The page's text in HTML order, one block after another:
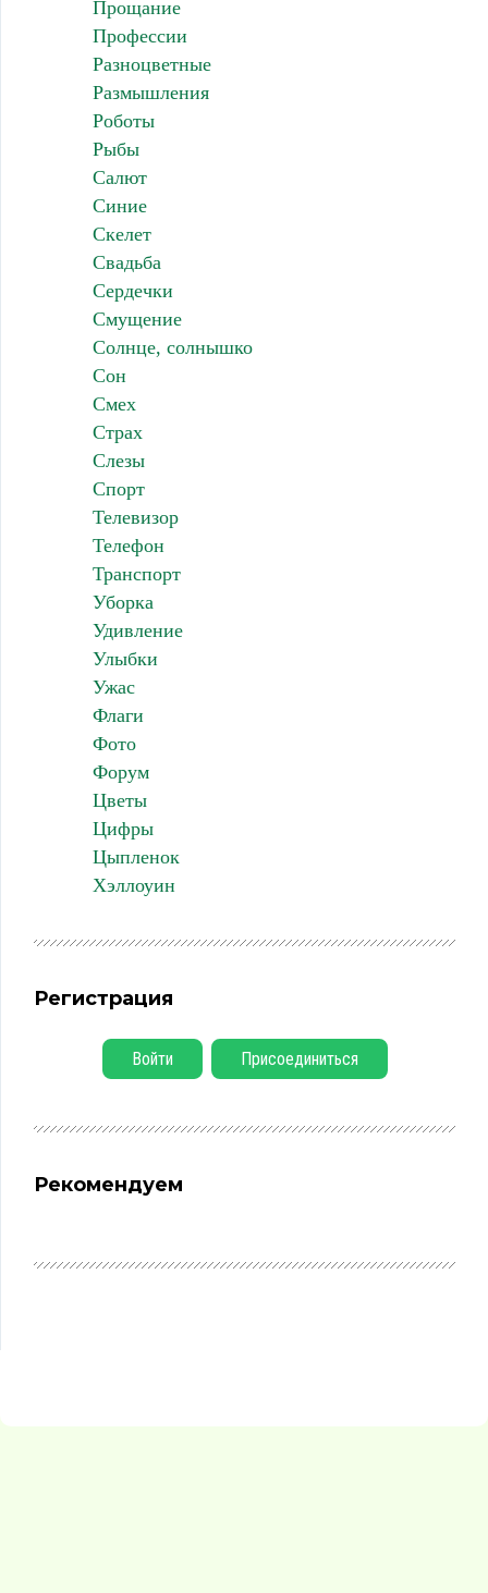
Прощание
Профессии
Разноцветные
Размышления
Роботы
Рыбы
Салют
Синие
Скелет
Свадьба
Сердечки
Смущение
Солнце, солнышко
Сон
Смех
Страх
Слезы
Спорт
Телевизор
Телефон
Транспорт
Уборка
Удивление
Улыбки
Ужас
Флаги
Фото
Форум
Цветы
Цифры
Цыпленок
Хэллоуин
Регистрация
Войти Присоединиться
Рекомендуем